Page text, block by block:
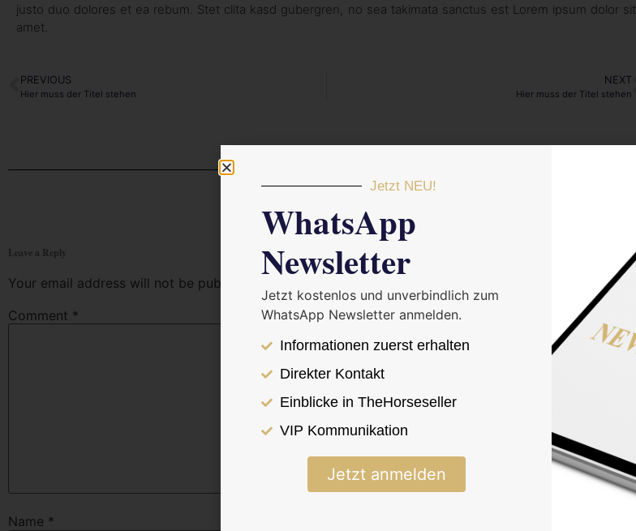
justo duo dolores et ea rebum. Stet clita kasd gubergren, no sea takimata sanctus est Lorem ipsum dolor sit
amet.
PREVIOUS
Hier muss der Titel stehen
NEXT
Hier muss der Titel stehen
Leave a Reply
Your email address will not be published.
Comment *
Name *
Jetzt NEU!
WhatsApp
Newsletter
Jetzt kostenlos und unverbindlich zum
WhatsApp Newsletter anmelden.
Informationen zuerst erhalten
Direkter Kontakt
Einblicke in TheHorseseller
VIP Kommunikation
Jetzt anmelden